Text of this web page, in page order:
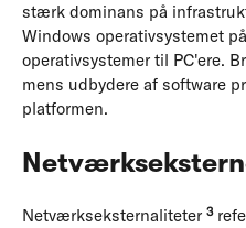
stærk dominans på
Windows operativsystemet
operativsystemer til PC'ere.
mens udbydere af software
platformen.
Netværkseksternaliteter 3